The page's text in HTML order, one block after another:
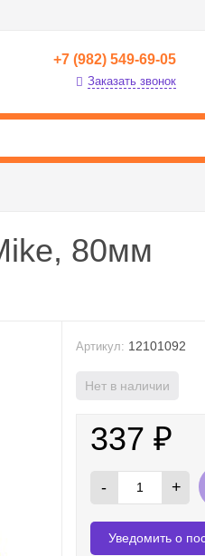
+7 (982) 549-69-05
Заказать звонок
80мм
Артикул: 12101092
Нет в наличии
337₽
- +
Уведомить о